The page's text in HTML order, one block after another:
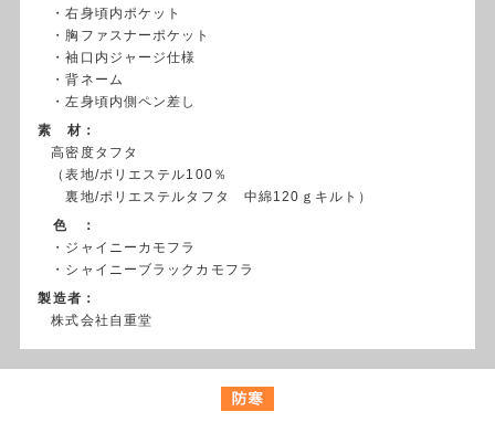
・右身頃内ポケット
・胸ファスナーポケット
・袖口内ジャージ仕様
・背ネーム
・左身頃内側ペン差し
素 材：
高密度タフタ
（表地/ポリエステル100％
裏地/ポリエステルタフタ 中綿120ｇキルト）
色 ：
・ジャイニーカモフラ
・シャイニーブラックカモフラ
製造者：
株式会社自重堂